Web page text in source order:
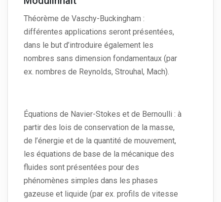
Théorème de Vaschy-Buckingham :
différentes applications seront présentées,
dans le but d’introduire également les
nombres sans dimension fondamentaux (par
ex. nombres de Reynolds, Strouhal, Mach).
Équations de Navier-Stokes et de Bernoulli : à
partir des lois de conservation de la masse,
de l’énergie et de la quantité de mouvement,
les équations de base de la mécanique des
fluides sont présentées pour des
phénomènes simples dans les phases
gazeuse et liquide (par ex. profils de vitesse